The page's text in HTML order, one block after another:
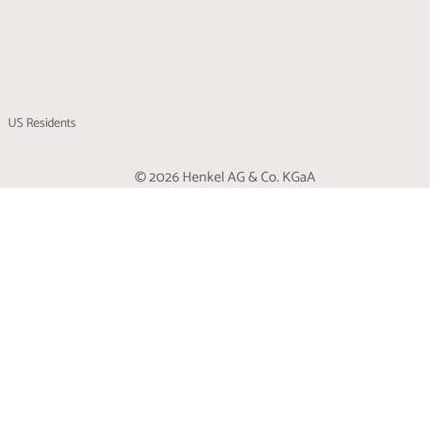
US Residents
© 2026 Henkel AG & Co. KGaA